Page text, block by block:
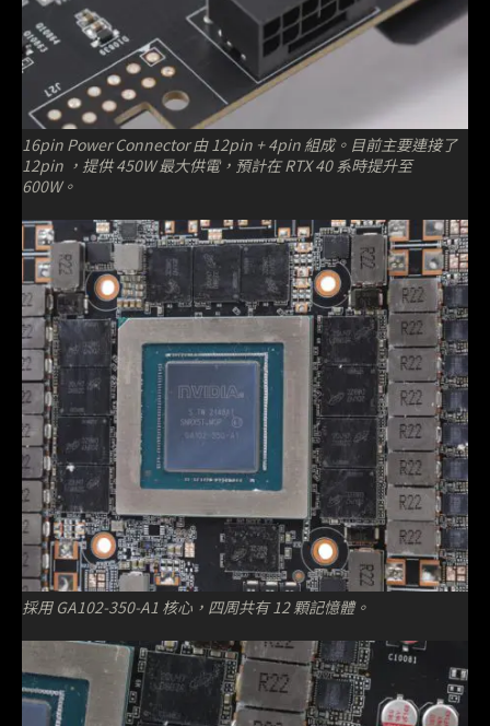
16pin Power Connector 由 12pin + 4pin 組成。目前主要連接了
12pin ，提供 450W 最大供電，預計在 RTX 40 系時提升至
600W。
採用 GA102-350-A1 核心，四周共有 12 顆記憶體。